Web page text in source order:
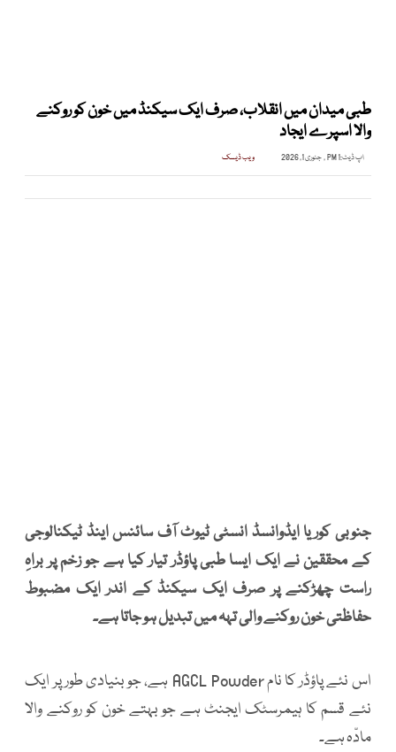
طبی میدان میں انقلاب، صرف ایک سیکنڈ میں خون کو روکنے
والا اسپرے ایجاد
اپ ڈیٹ:1 PM , جنوری 1, 2026 ویب ڈیسک
جنوبی کوریا ایڈوانسڈ انسٹی ٹیوٹ آف سائنس اینڈ ٹیکنالوجی
کے محققین نے ایک ایسا طبی پاؤڈر تیار کیا ہے جو زخم پر براہِ
راست چھڑکنے پر صرف ایک سیکنڈ کے اندر ایک مضبوط
حفاظتی خون روکنے والی تہہ میں تبدیل ہو جاتا ہے۔
اس نئے پاؤڈر کا نام AGCL Powder ہے، جو بنیادی طور پر ایک
نئے قسم کا ہیمرسٹک ایجنٹ ہے جو بہتے خون کو روکنے والا
مادّہ ہے۔